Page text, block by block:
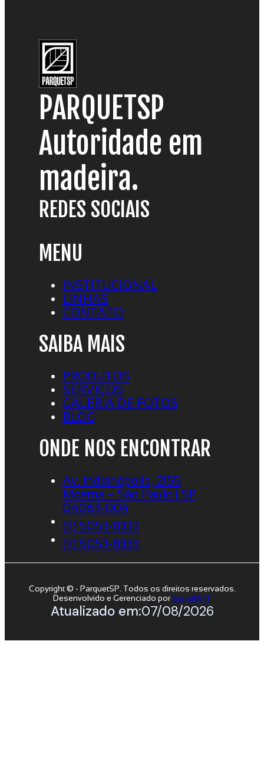
PARQUETSP
Autoridade em
madeira.
REDES SOCIAIS
MENU
INSTITUCIONAL
LINHAS
CONTATO
SAIBA MAIS
PRODUTOS
SERVIÇOS
GALERIA DE FOTOS
BLOG
ONDE NOS ENCONTRAR
Av. Indianópolis, 2155
Moema – São Paulo | SP,
04063-004
(11) 5053-8333
(11) 5053-8333
Copyright © - ParquetSP. Todos os direitos reservados.
Desenvolvido e Gerenciado porSuryaMKT
Atualizado em:07/08/2026